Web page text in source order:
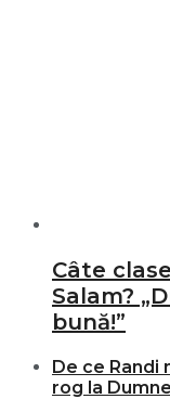
Câte
Salam?
bună!”
De ce Randi
rog la